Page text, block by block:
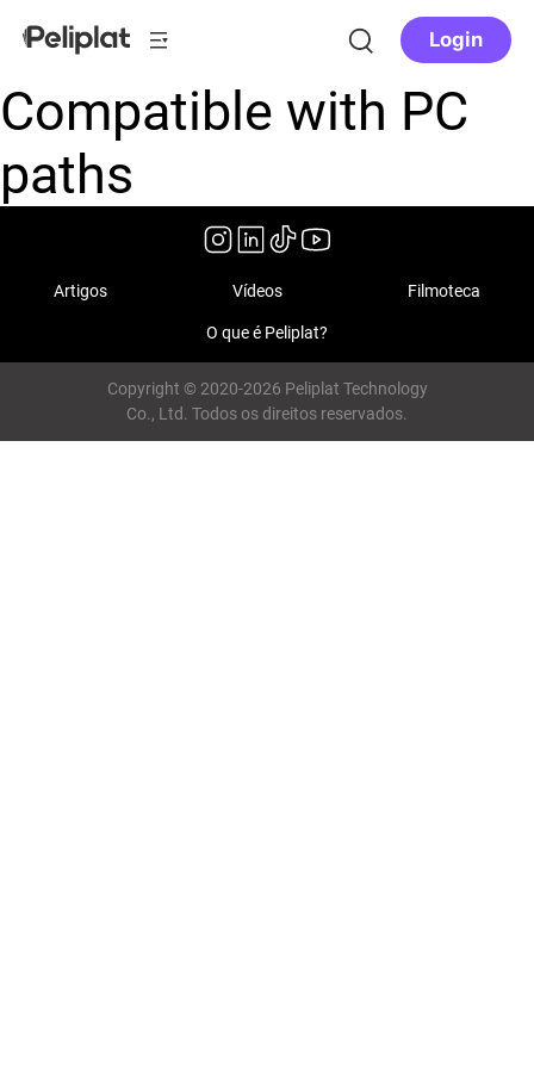
Login
Compatible with PC
paths
Artigos Vídeos Filmoteca
O que é Peliplat?
Copyright © 2020-2026 Peliplat Technology
Co., Ltd. Todos os direitos reservados.